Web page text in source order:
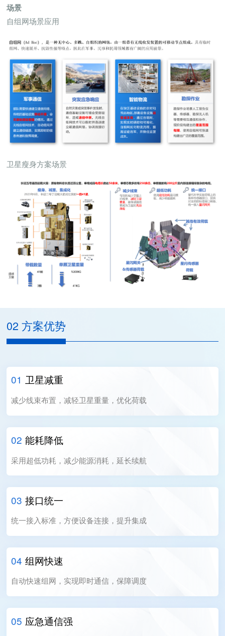
场景
自组网场景应用
卫星瘦身方案场景
02 方案优势
01 卫星减重
减少线束布置，减轻卫星重量，优化荷载
02 能耗降低
采用超低功耗，减少能源消耗，延长续航
03 接口统一
统一接入标准，方便设备连接，提升集成
04 组网快速
自动快速组网，实现即时通信，保障调度
05 应急通信强